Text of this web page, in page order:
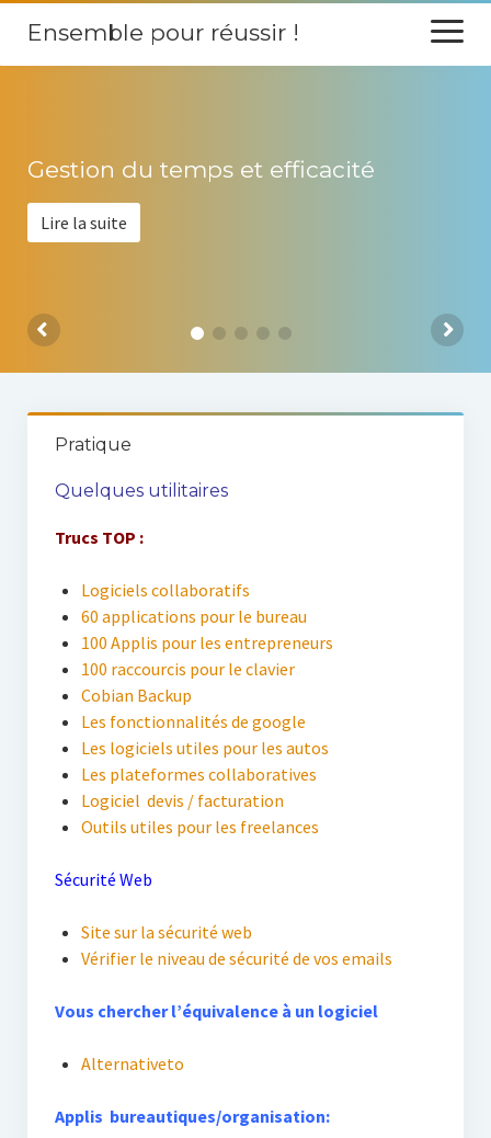
Ensemble pour réussir !
ouvrir
le
Gestion du temps et efficacité
Lire la suite
Pratique
Quelques utilitaires
Trucs TOP :
Logiciels collaboratifs
60 applications pour le bureau
100 Applis pour les entrepreneurs
100 raccourcis pour le clavier
Cobian Backup
Les fonctionnalités de google
Les logiciels utiles pour les autos
Les plateformes collaboratives
Logiciel devis / facturation
Outils utiles pour les freelances
Sécurité Web
Site sur la sécurité web
Vérifier le niveau de sécurité de vos emails
Vous chercher l’équivalence à un logiciel
Alternativeto
Applis bureautiques/organisation: